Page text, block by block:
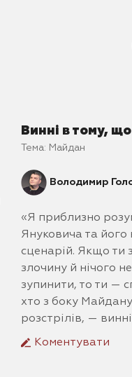
Винні в тому,
Тема: Майдан
Володимир
«Я приблизно
Януковича та
сценарій. Якщо ти
злочину й нічого
зупинити, то ти —
хто з боку
розстрілів, —
Коментувати